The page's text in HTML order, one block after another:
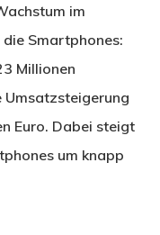
im
Smartphones:
Millionen
Umsatzsteigerung
Euro. Dabei steigt
um knapp